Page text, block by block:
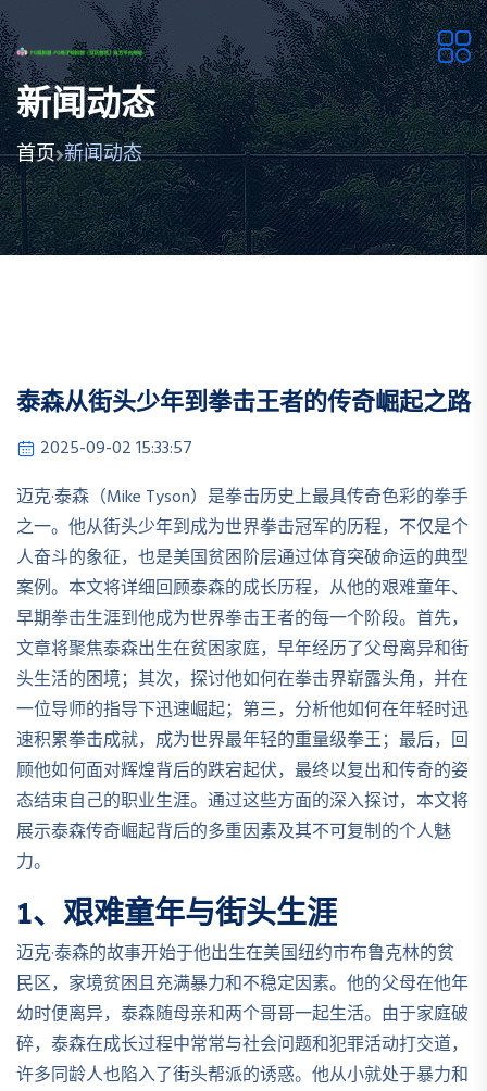
新闻动态
首页 新闻动态
泰森从街头少年到拳击王者的传奇崛起之路
2025-09-02 15:33:57
迈克·泰森（Mike Tyson）是拳击历史上最具传奇色彩的拳手
之一。他从街头少年到成为世界拳击冠军的历程，不仅是个
人奋斗的象征，也是美国贫困阶层通过体育突破命运的典型
案例。本文将详细回顾泰森的成长历程，从他的艰难童年、
早期拳击生涯到他成为世界拳击王者的每一个阶段。首先，
文章将聚焦泰森出生在贫困家庭，早年经历了父母离异和街
头生活的困境；其次，探讨他如何在拳击界崭露头角，并在
一位导师的指导下迅速崛起；第三，分析他如何在年轻时迅
速积累拳击成就，成为世界最年轻的重量级拳王；最后，回
顾他如何面对辉煌背后的跌宕起伏，最终以复出和传奇的姿
态结束自己的职业生涯。通过这些方面的深入探讨，本文将
展示泰森传奇崛起背后的多重因素及其不可复制的个人魅
力。
1、艰难童年与街头生涯
迈克·泰森的故事开始于他出生在美国纽约市布鲁克林的贫
民区，家境贫困且充满暴力和不稳定因素。他的父母在他年
幼时便离异，泰森随母亲和两个哥哥一起生活。由于家庭破
碎，泰森在成长过程中常常与社会问题和犯罪活动打交道，
许多同龄人也陷入了街头帮派的诱惑。他从小就处于暴力和